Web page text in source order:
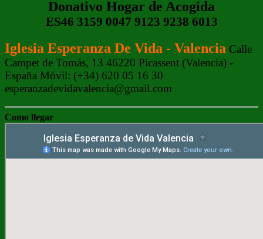
Donativo Hogar de Acogida
ES46 3159 0047 9123 9238 6013
Iglesia Esperanza De Vida - Valencia Calle
Campet de Tomás, 13 46220 Picassent (Valencia) -
España Móvil: (+34) 620 05 16 30
esperanzadevidavalencia@gmail.com
Como llegar